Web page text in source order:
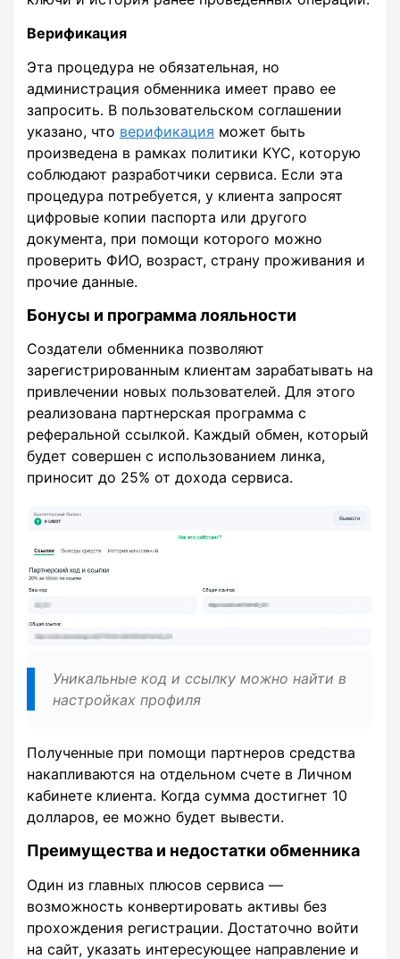
Верификация
Эта процедура не обязательная, но
администрация обменника имеет право ее
запросить. В пользовательском соглашении
указано, что верификация может быть
произведена в рамках политики KYC, которую
соблюдают разработчики сервиса. Если эта
процедура потребуется, у клиента запросят
цифровые копии паспорта или другого
документа, при помощи которого можно
проверить ФИО, возраст, страну проживания и
прочие данные.
Бонусы и программа лояльности
Создатели обменника позволяют
зарегистрированным клиентам зарабатывать на
привлечении новых пользователей. Для этого
реализована партнерская программа с
реферальной ссылкой. Каждый обмен, который
будет совершен с использованием линка,
приносит до 25% от дохода сервиса.
Уникальные код и ссылку можно найти в
настройках профиля
Полученные при помощи партнеров средства
накапливаются на отдельном счете в Личном
кабинете клиента. Когда сумма достигнет 10
долларов, ее можно будет вывести.
Преимущества и недостатки обменника
Один из главных плюсов сервиса —
возможность конвертировать активы без
прохождения регистрации. Достаточно войти
на сайт, указать интересующее направление и